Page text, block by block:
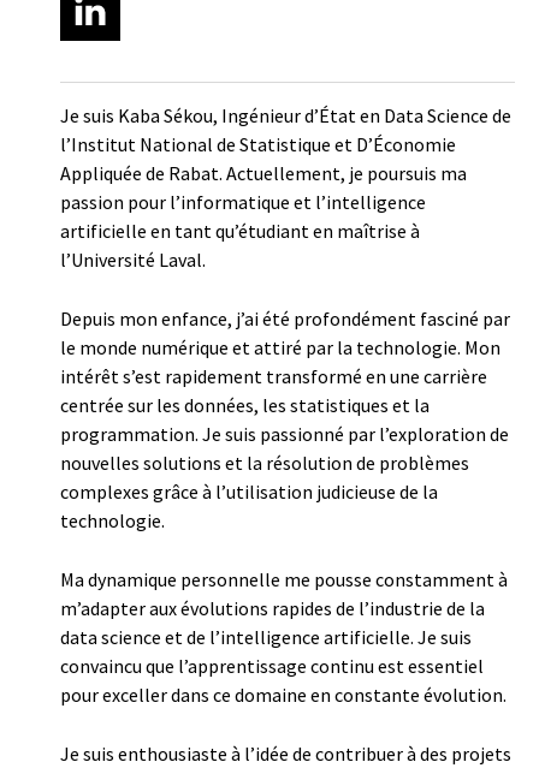
Je suis Kaba Sékou, Ingénieur d’État en Data Science de
l’Institut National de Statistique et D’Économie
Appliquée de Rabat. Actuellement, je poursuis ma
passion pour l’informatique et l’intelligence
artificielle en tant qu’étudiant en maîtrise à
l’Université Laval.
Depuis mon enfance, j’ai été profondément fasciné par
le monde numérique et attiré par la technologie. Mon
intérêt s’est rapidement transformé en une carrière
centrée sur les données, les statistiques et la
programmation. Je suis passionné par l’exploration de
nouvelles solutions et la résolution de problèmes
complexes grâce à l’utilisation judicieuse de la
technologie.
Ma dynamique personnelle me pousse constamment à
m’adapter aux évolutions rapides de l’industrie de la
data science et de l’intelligence artificielle. Je suis
convaincu que l’apprentissage continu est essentiel
pour exceller dans ce domaine en constante évolution.
Je suis enthousiaste à l’idée de contribuer à des projets